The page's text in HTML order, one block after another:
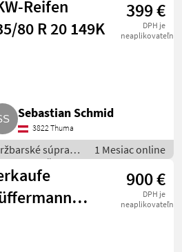
nákladné autá
Reifen
80 R 20 149K
399 €
DPH je
neaplikovateľné
Sebastian Schmid
3822 Thuma
súpravy
/ Časti
nákladné autá
1 Mesiac online
900 €
DPH je
neaplikovateľné